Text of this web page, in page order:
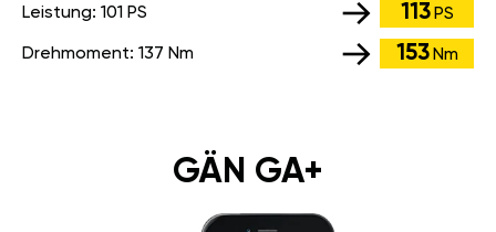
Leistung: 101 PS 113 PS
Drehmoment: 137 Nm 153 Nm
GÄN GA+